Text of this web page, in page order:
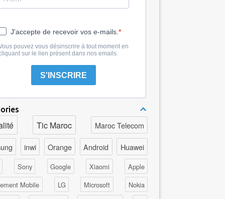
J'accepte de recevoir vos e-mails.
pouvez vous désinscrire à tout moment en
sur le lien présent dans nos emails.
S'INSCRIRE
Tic Maroc Maroc Telecom
inwi Orange Android Huawei
Sony Google Xiaomi
Apple
Mobile
LG Microsoft
Nokia